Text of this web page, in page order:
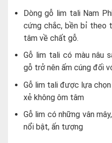
Dòng gỗ lim tali Nam
cứng chắc, bền bỉ theo
tâm về chất gỗ.
Gỗ lim tali có màu nâu
gỗ trở nên ấm cúng đối
Gỗ lim tali được lựa
xẻ không ôm tâm
Gỗ lim có những vân
nổi bật, ấn tượng